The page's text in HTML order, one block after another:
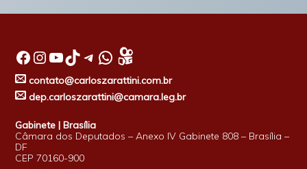
Facebook InstagramYoutube TikTok Telegram WhatsApp
contato@carloszarattini.com.br
dep.carloszarattini@camara.leg.br
Gabinete | Brasília
Câmara dos Deputados – Anexo IV Gabinete 808 – Brasília –
DF
CEP 70160-900